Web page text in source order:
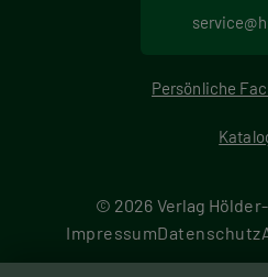
Persönliche
© 2026 Verlag
F
ImpressumDatenschutz